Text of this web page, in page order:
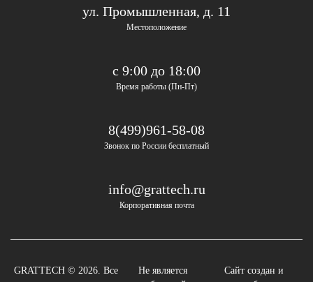
ул. Промышленная, д. 11
Местоположение
с 9:00 до 18:00
Время работы (Пн-Пт)
8(499)961-58-08
Звонок по России бесплатный
info@grattech.ru
Корпоративная почта
GRATTECH © 2026. Все
Не является
Сайт создан и